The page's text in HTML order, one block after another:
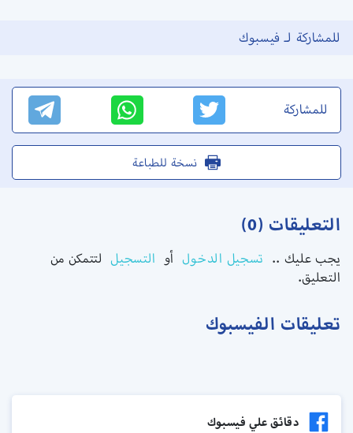
للمشاركة لـ فيسبوك
للمشاركة
نسخة للطباعة
التعليقات (0)
يجب عليك .. تسجيل الدخول أو التسجيل لتتمكن من
التعليق.
تعليقات الفيسبوك
دقائق علي فيسبوك